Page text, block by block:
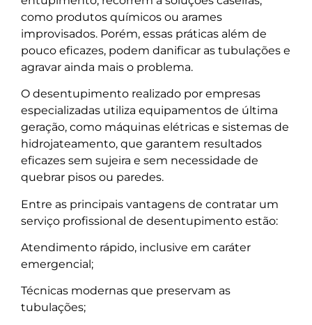
como produtos químicos ou arames
improvisados. Porém, essas práticas além de
pouco eficazes, podem danificar as tubulações e
agravar ainda mais o problema.
O desentupimento realizado por empresas
especializadas utiliza equipamentos de última
geração, como máquinas elétricas e sistemas de
hidrojateamento, que garantem resultados
eficazes sem sujeira e sem necessidade de
quebrar pisos ou paredes.
Entre as principais vantagens de contratar um
serviço profissional de desentupimento estão:
Atendimento rápido, inclusive em caráter
emergencial;
Técnicas modernas que preservam as
tubulações;